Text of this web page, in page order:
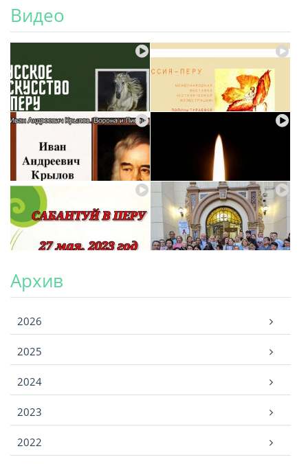
Видео
Архив
2026
2025
2024
2023
2022